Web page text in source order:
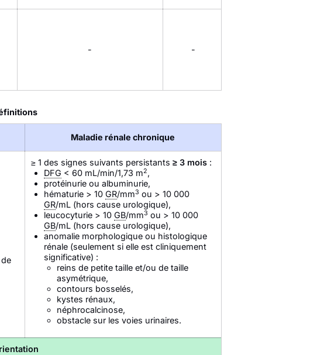
- -
Maladie rénale chronique
≥ 1 des signes suivants persistants≥ 3 mois :
DFG < 60 mL/min/1,73 m2,
protéinurie ou albuminurie,
hématurie > 10GR/mm3 ou > 10 000
GR/mL (hors cause urologique),
leucocyturie > 10GB/mm3 ou > 10 000
GB/mL (hors cause urologique),
anomalie morphologique ou histologique
rénale (seulement si elle est cliniquement
significative) :
reins de petite taille et/ou de taille
asymétrique,
contours bosselés,
kystes rénaux,
néphrocalcinose,
obstacle sur les voies urinaires.